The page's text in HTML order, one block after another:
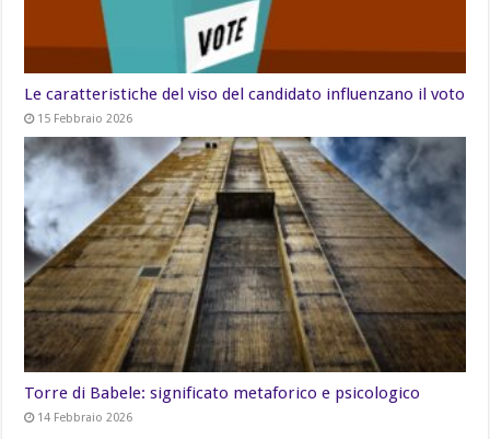
Le caratteristiche del viso del candidato influenzano il voto
15 Febbraio 2026
Torre di Babele: significato metaforico e psicologico
14 Febbraio 2026